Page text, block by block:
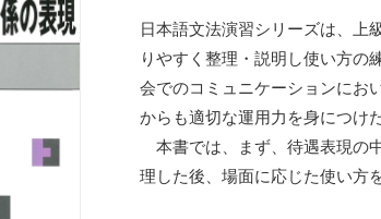
日本語文法演習シリーズは、上
りやすく整理・説明し使い方の
会でのコミュニケーションにお
からも適切な運用力を身につけ
本書では、まず、待遇表現の
理した後、場面に応じた使い方